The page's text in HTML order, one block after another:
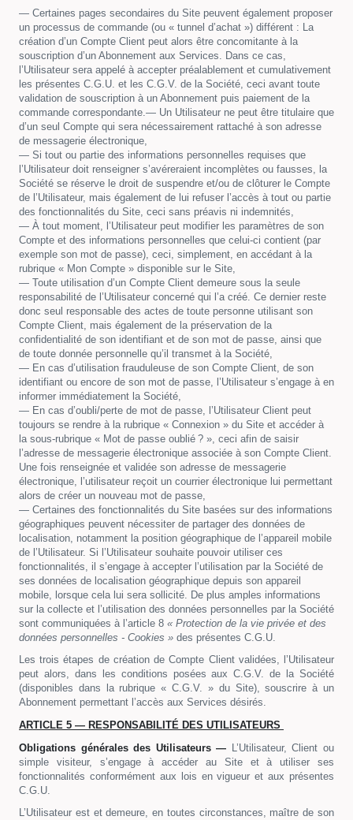
— Certaines pages secondaires du Site peuvent également proposer
un processus de commande (ou « tunnel d’achat ») différent : La
création d’un Compte Client peut alors être concomitante à la
souscription d’un Abonnement aux Services. Dans ce cas,
l’Utilisateur sera appelé à accepter préalablement et cumulativement
les présentes C.G.U. et les C.G.V. de la Société, ceci avant toute
validation de souscription à un Abonnement puis paiement de la
commande correspondante.— Un Utilisateur ne peut être titulaire que
d’un seul Compte qui sera nécessairement rattaché à son adresse
de messagerie électronique,
— Si tout ou partie des informations personnelles requises que
l’Utilisateur doit renseigner s’avéreraient incomplètes ou fausses, la
Société se réserve le droit de suspendre et/ou de clôturer le Compte
de l’Utilisateur, mais également de lui refuser l’accès à tout ou partie
des fonctionnalités du Site, ceci sans préavis ni indemnités,
— À tout moment, l’Utilisateur peut modifier les paramètres de son
Compte et des informations personnelles que celui-ci contient (par
exemple son mot de passe), ceci, simplement, en accédant à la
rubrique « Mon Compte » disponible sur le Site,
— Toute utilisation d’un Compte Client demeure sous la seule
responsabilité de l’Utilisateur concerné qui l’a créé. Ce dernier reste
donc seul responsable des actes de toute personne utilisant son
Compte Client, mais également de la préservation de la
confidentialité de son identifiant et de son mot de passe, ainsi que
de toute donnée personnelle qu’il transmet à la Société,
— En cas d’utilisation frauduleuse de son Compte Client, de son
identifiant ou encore de son mot de passe, l’Utilisateur s’engage à en
informer immédiatement la Société,
— En cas d’oubli/perte de mot de passe, l’Utilisateur Client peut
toujours se rendre à la rubrique « Connexion » du Site et accéder à
la sous-rubrique « Mot de passe oublié ? », ceci afin de saisir
l’adresse de messagerie électronique associée à son Compte Client.
Une fois renseignée et validée son adresse de messagerie
électronique, l’utilisateur reçoit un courrier électronique lui permettant
alors de créer un nouveau mot de passe,
— Certaines des fonctionnalités du Site basées sur des informations
géographiques peuvent nécessiter de partager des données de
localisation, notamment la position géographique de l’appareil mobile
de l’Utilisateur. Si l’Utilisateur souhaite pouvoir utiliser ces
fonctionnalités, il s’engage à accepter l’utilisation par la Société de
ses données de localisation géographique depuis son appareil
mobile, lorsque cela lui sera sollicité. De plus amples informations
sur la collecte et l’utilisation des données personnelles par la Société
sont communiquées à l’article 8 « Protection de la vie privée et des
données personnelles - Cookies » des présentes C.G.U.
Les trois étapes de création de Compte Client validées, l’Utilisateur
peut alors, dans les conditions posées aux C.G.V. de la Société
(disponibles dans la rubrique « C.G.V. » du Site), souscrire à un
Abonnement permettant l’accès aux Services désirés.
ARTICLE 5 — RESPONSABILITÉ DES UTILISATEURS
Obligations générales des Utilisateurs — L’Utilisateur, Client ou
simple visiteur, s’engage à accéder au Site et à utiliser ses
fonctionnalités conformément aux lois en vigueur et aux présentes
C.G.U.
L’Utilisateur est et demeure, en toutes circonstances, maître de son